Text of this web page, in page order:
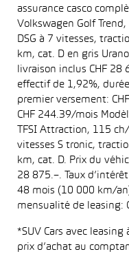
assurance casco
Volkswagen Golf
DSG à 7 vitesses,
km, cat. D en gris
livraison inclus CHF 28
effectif de 1,92%,
premier versement:
CHF 244.39/mois
TFSI Attraction, 115
vitesses S tronic,
km, cat. D. Prix du
28 875.–. Taux
48 mois (10 000 km/
mensualité de leasing:
*SUV Cars avec
prix d’achat au